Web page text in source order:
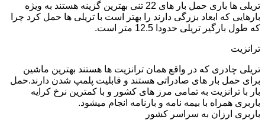
تریلی ها باری حمل بار های 22 تنی بهترین گزینه هستند به ویژه
بارهایی که ابعاد بزرگی دارند را بهتر است با تریلی ها حمل کرد چرا
که طول بارگیر تریلی حدودا 12.5 متر است.
ترانزیت
تریلی چادری که در واقع همان ترانزیت ها هستند بهترین ماشین
برای حمل بار های صادراتی هستند و قابلیت پلمپ شدن دارند.حمل
بار با ترانزیت به تمامی مرز های کشور و با کمترین نرخ کرایه
باربری همراه با بیمه نامه و بارنامه انجام میشود.
باربری ارزان به سراسر کشور